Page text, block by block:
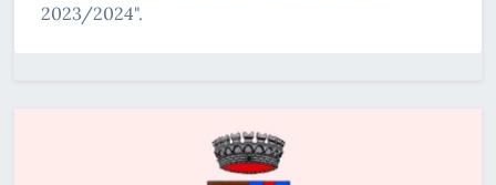
2023/2024".